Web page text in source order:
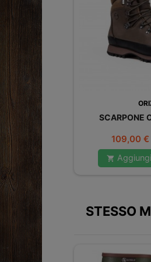
SCARPONE
Prezzo
109,00 €

STESSO